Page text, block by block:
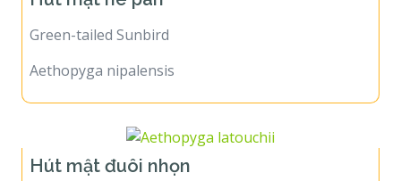
Green-tailed Sunbird
Aethopyga nipalensis
Hút mật đuôi nhọn